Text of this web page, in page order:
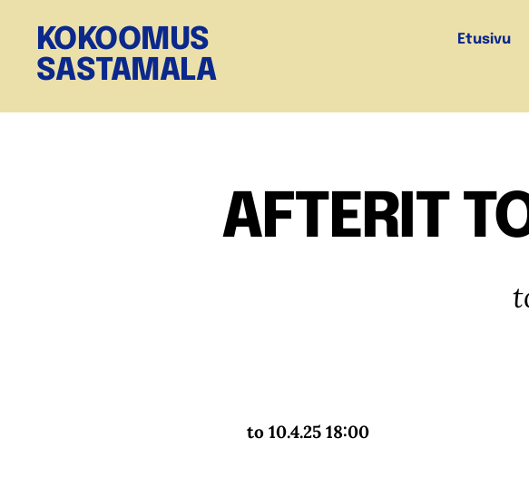
KOKOOMUS
SASTAMALA
Etusivu
AFTERIT
to 10.4.25 18:00